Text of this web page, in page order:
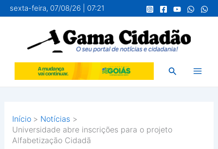
para
conteúdo
sexta-feira, 07/08/26 | 07:21
Pesquisar
Início
Notícias
Universidade abre inscrições para o projeto
Alfabetização Cidadã